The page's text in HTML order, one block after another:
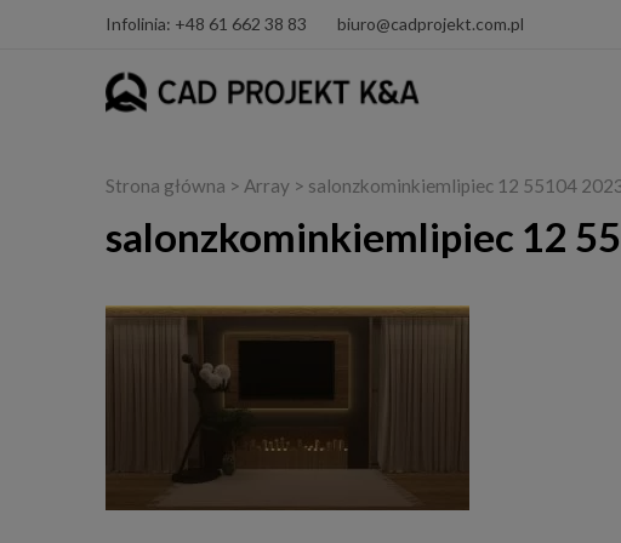
Infolinia: +48 61 662 38 83 biuro@cadprojekt.com.pl
Strona główna > Array > salonzkominkiemlipiec 12 55104
salonzkominkiemlipiec 12